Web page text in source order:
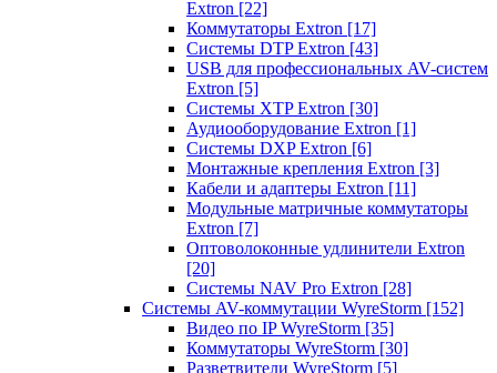
Extron [22]
Коммутаторы Extron [17]
Системы DTP Extron [43]
USB для профессиональных AV-систем
Extron [5]
Системы XTP Extron [30]
Аудиооборудование Extron [1]
Системы DXP Extron [6]
Монтажные крепления Extron [3]
Кабели и адаптеры Extron [11]
Модульные матричные коммутаторы
Extron [7]
Оптоволоконные удлинители Extron
[20]
Системы NAV Pro Extron [28]
Системы AV-коммутации WyreStorm [152]
Видео по IP WyreStorm [35]
Коммутаторы WyreStorm [30]
Разветвители WyreStorm [5]